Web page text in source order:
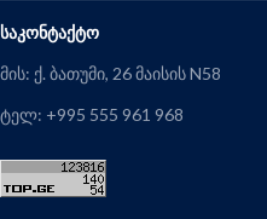
ᲡᲐᲙᲝᲜᲢᲐᲥᲢᲝ
მის: ქ. ბათუმი, 26 მაისის N58
ტელ: +995 555 961 968